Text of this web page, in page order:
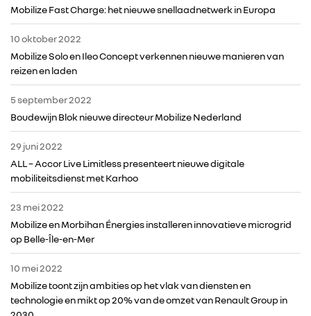
Mobilize Fast Charge: het nieuwe snellaadnetwerk in Europa
10 oktober 2022
Mobilize Solo en Ileo Concept verkennen nieuwe manieren van
reizen en laden
5 september 2022
Boudewijn Blok nieuwe directeur Mobilize Nederland
29 juni 2022
ALL – Accor Live Limitless presenteert nieuwe digitale
mobiliteitsdienst met Karhoo
23 mei 2022
Mobilize en Morbihan Énergies installeren innovatieve microgrid
op Belle-Île-en-Mer
10 mei 2022
Mobilize toont zijn ambities op het vlak van diensten en
technologie en mikt op 20% van de omzet van Renault Group in